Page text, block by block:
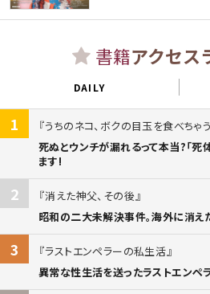
書籍アクセス
DAILY
1
うちのネコ、ボクの目玉を食べちゃ
死ぬとウンチが漏れるって本当?「
ます!
2
消えた神父、その後
昭和の二大未解決事件。海外に消え
3
ラストエンペラーの私生活
異常な性生活を送ったラストエンペ